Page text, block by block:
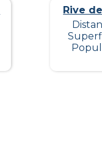
Rive